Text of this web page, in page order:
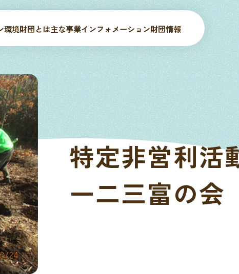
環境財団とは主な事業インフォメーション財団情報
特定非営利活
一二三富の会